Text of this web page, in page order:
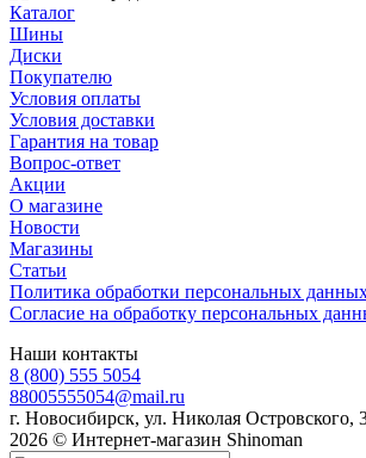
Каталог
Шины
Диски
Покупателю
Условия оплаты
Условия доставки
Гарантия на товар
Вопрос-ответ
Акции
О магазине
Новости
Магазины
Статьи
Политика обработки персональных
Согласие на обработку персональных
Наши контакты
8 (800) 555 5054
88005555054@mail.ru
г. Новосибирск, ул. Николая Островского,
2026 © Интернет-магазин Shinoman